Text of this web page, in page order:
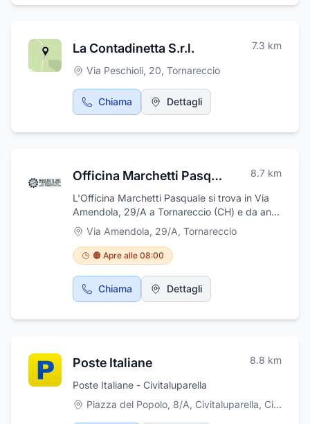
La Contadinetta S.r.l. 7.3 km
Via Peschioli, 20, Tornareccio
Chiama Dettagli
Officina Marchetti Pasquale 8.7 km
L'Officina Marchetti Pasquale si trova in Via
Amendola, 29/A a Tornareccio (CH) e da anni
con esperienza e massima professionalità si
occupa di fornire servizio di assistenza e
riparazioni di autoveicoli di ogni marca e
modello. L'officina dotata di mezzi tecnologici
moderni, si occupa anche dell'installazione e
manutenzione di Impianti GPL, montaggi di
Revisioni Auto, Moto, Ape, Quad.
Via Amendola, 29/A, Tornareccio
🟠 Apre alle 08:00
Chiama Dettagli
Poste Italiane 8.8 km
Poste Italiane - Civitaluparella
Piazza del Popolo, 8/A, Civitaluparella, Civitaluparella